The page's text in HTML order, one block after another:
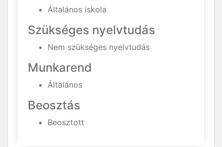
Általános iskola
Szükséges nyelvtudás
Nem szükséges nyelvtudás
Munkarend
Általános
Beosztás
Beosztott